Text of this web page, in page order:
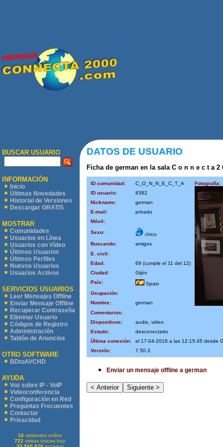
BUSCAR USUARIO
INFORMACIÓN
Inicio
Últimas Novedades
Historial de Versiones
Descargar GRATIS
MOSTRAR
Comunidades
Usuarios en Línea
Usuarios con Vídeo
Últimos Usuarios
Últimos Perfiles
Nuevos Usuarios
Usuarios Activos
SERVICIOS USUARIOS
Leer Mensajes Offline
Enviar Mensaje Offline
Recuperar Contraseña
Eliminar Usuario
Códigos de Registro
Administración
Tablón de Anuncios
OTRO SOFTWARE
BDtoAVCHD
AYUDA
Voz sobre IP - VoIP
Videoconferencia
Configuración en Red
Preguntas Frecuentes
Contactar
Privacidad
16visitantes online
722 visitas únicas hoy
DATOS DE USUARIO
Ficha de german en la sala C o n n e c t a 2
ID comunidad: C_O_N_N_E_C_T_A
Fotografía:
ID usuario:
8382
Nickname:
german
E-mail:
privado
Móvil:
Sexo:
chico
Buscando:
amigos
E. civil:
Edad:
69 (cumple el 11 del 12)
Ciudad:
Gijón
País:
Spain
Ocupación:
Nombre:
german
Comentarios:
Dispositivos:
audio, video
Estado:
desconectado
Última conexión:
el 17-04-2016 a las 12:15:45 desde
Versión:
7.50.3
Enviar un mensaje offline a german